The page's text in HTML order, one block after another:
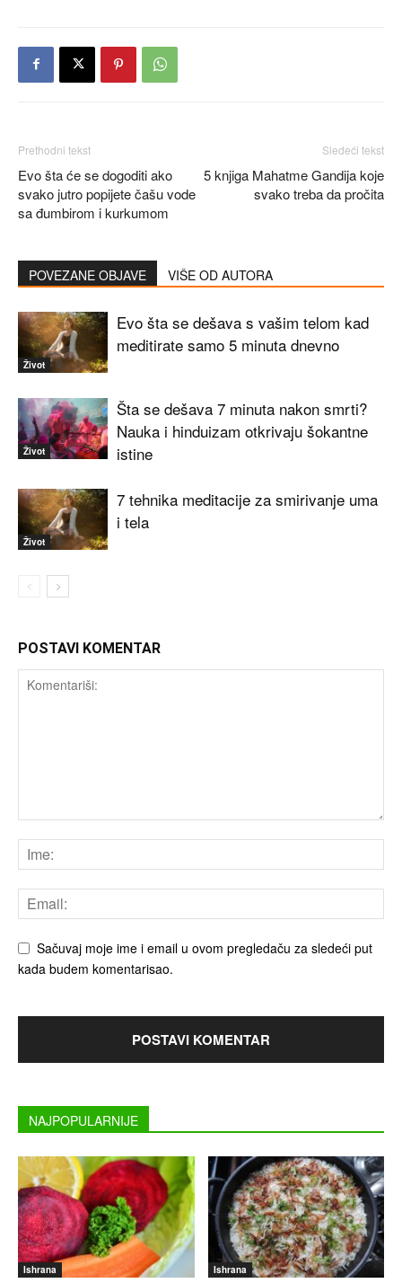
Prethodni tekst
Evo šta će se dogoditi ako
svako jutro popijete čašu vode
sa đumbirom i kurkumom
Sledeći tekst
5 knjiga Mahatme Gandija koje
svako treba da pročita
POVEZANE OBJAVE VIŠE OD AUTORA
Život
Evo šta se dešava s vašim telom kad
meditirate samo 5 minuta dnevno
Život
Šta se dešava 7 minuta nakon smrti?
Nauka i hinduizam otkrivaju šokantne
istine
Život
7 tehnika meditacije za smirivanje uma
i tela
POSTAVI KOMENTAR
Sačuvaj moje ime i email u ovom pregledaču za sledeći put
kada budem komentarisao.
NAJPOPULARNIJE
Ishrana Ishrana